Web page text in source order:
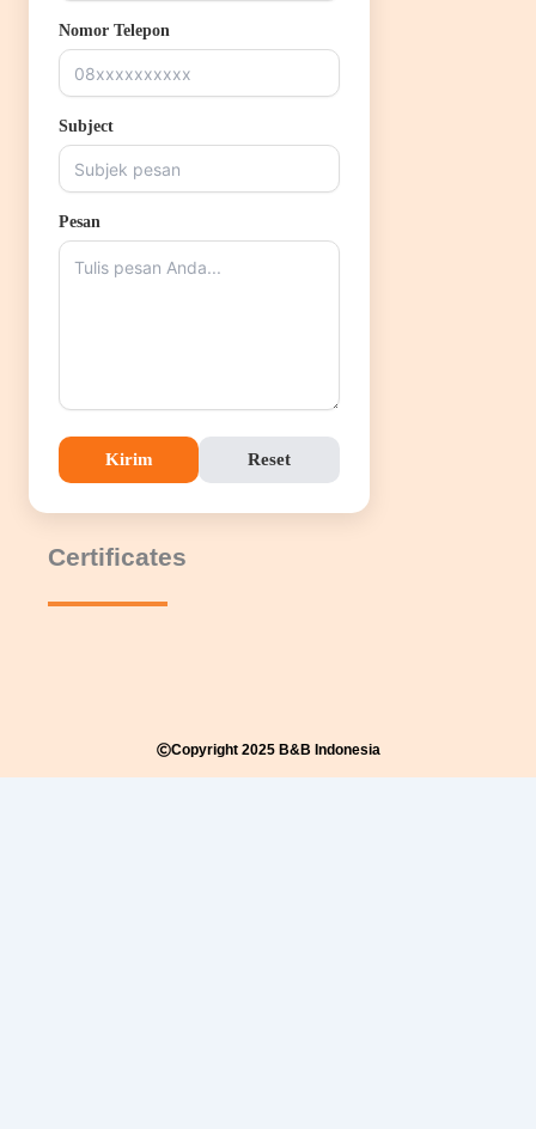
Nomor Telepon
Subject
Pesan
Kirim Reset
Certificates
Copyright 2025 B&B Indonesia